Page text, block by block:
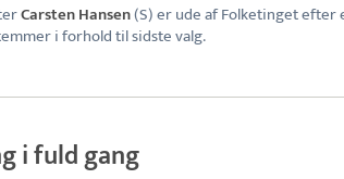
Carsten Hansen(S) er ude af Folketinget efter
i forhold til sidste valg.
i fuld gang